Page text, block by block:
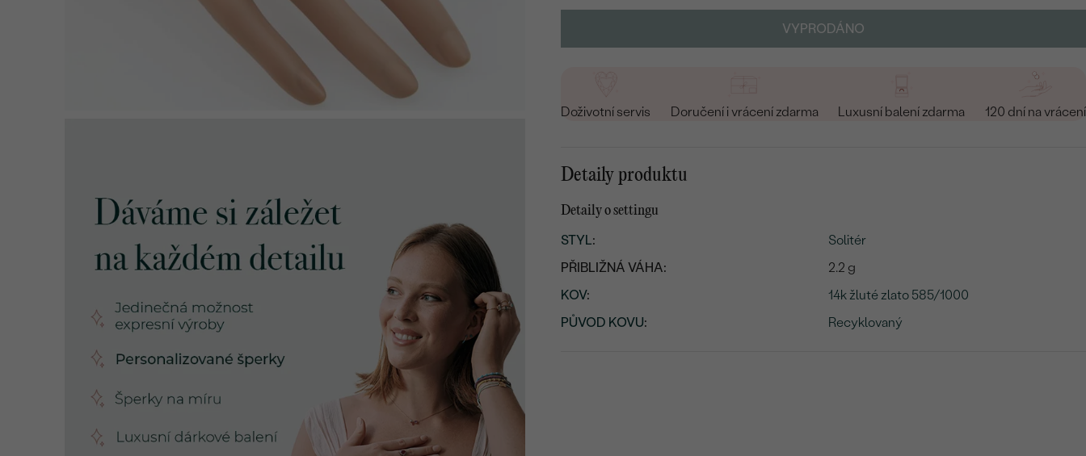
Napište iniciály/text
VYPRODÁNO
Doživotní servis Doručení i vrácení zdarma Luxusní balení zdarma 120 dní na vrácení
Detaily produktu
Detaily o settingu
STYL:
Solitér
PŘIBLIŽNÁ VÁHA:
2.2 g
KOV:
14k žluté zlato 585/1000
PŮVOD KOVU: Recyklovaný